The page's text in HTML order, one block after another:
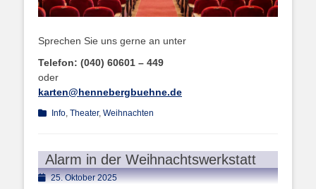
Sprechen Sie uns gerne an unter
Telefon: (040) 60601 – 449
oder
karten@hennebergbuehne.de
Kategorien
Info, Theater, Weihnachten
Alarm in der Weihnachtswerkstatt
Posted25. Oktober 2025